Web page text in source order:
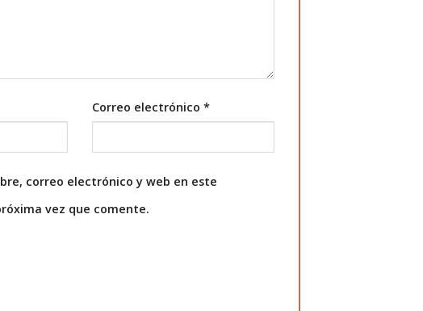
Correo electrónico*
correo electrónico y web en este
vez que comente.